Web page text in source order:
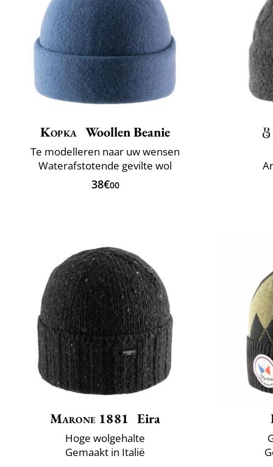
Kopka Woollen Beanie
Te modelleren naar uw wensen
Waterafstotende gevilte wol
38€00
Marone 1881 Eira
Hoge wolgehalte
Gemaakt in Italië